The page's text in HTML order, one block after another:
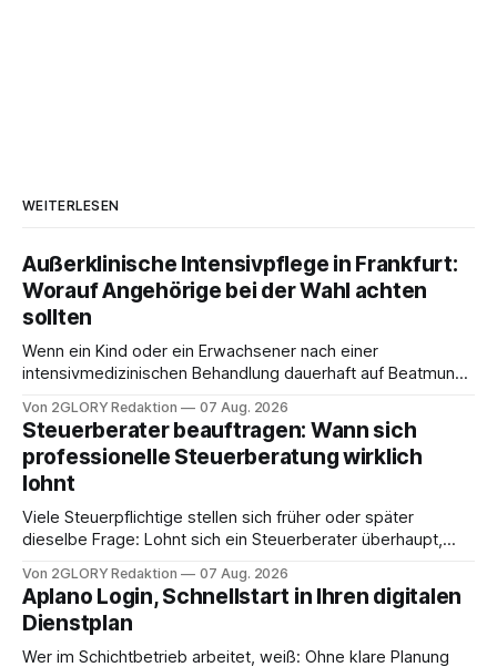
WEITERLESEN
Außerklinische Intensivpflege in Frankfurt:
Worauf Angehörige bei der Wahl achten
sollten
Wenn ein Kind oder ein Erwachsener nach einer
intensivmedizinischen Behandlung dauerhaft auf Beatmung
angewiesen ist, stellt sich für Familien eine schwierige
Frage: Muss die Versorgung dauerhaft in der Klinik bleiben –
oder ist ein Leben zu Hause möglich? Die außerklinische
Intensivpflege bietet genau diese Alternative: Sie
Von 2GLORY Redaktion 07 Aug. 2026
Steuerberater beauftragen: Wann sich
professionelle Steuerberatung wirklich
lohnt
Viele Steuerpflichtige stellen sich früher oder später
dieselbe Frage: Lohnt sich ein Steuerberater überhaupt,
erledigen? Die kurze Antwort: Bei einfachen
Einkommensverhältnissen reicht häufig eine Steuersoftware
aus – sobald jedoch mehrere Einkunftsarten
zusammentreffen oder größere finanzielle Veränderungen
Von 2GLORY Redaktion 07 Aug. 2026
Aplano Login, Schnellstart in Ihren digitalen
Dienstplan
Wer im Schichtbetrieb arbeitet, weiß: Ohne klare Planung